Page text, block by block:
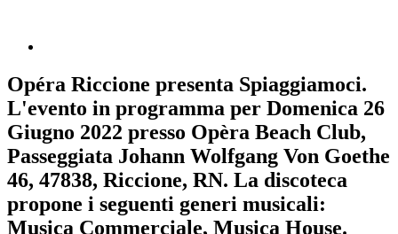
Opéra Riccione presenta Spiaggiamoci.
L'evento in programma per Domenica 26
Giugno 2022 presso Opèra Beach Club,
Passeggiata Johann Wolfgang Von Goethe
46, 47838, Riccione, RN. La discoteca
propone i seguenti generi musicali:
Musica Commerciale, Musica House.